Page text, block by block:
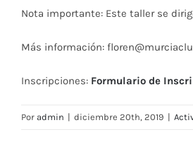
Nota importante: Este taller se
Más información:
Inscripciones: Formulario de
Por admin | diciembre 20th, 2019 |